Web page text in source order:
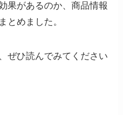
果があるのか、商品情報
とめました。
ぜひ読んでみてください